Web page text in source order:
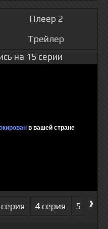
Плеер 2
Трейлер
на 15 серии
4 серия 5 серия
›